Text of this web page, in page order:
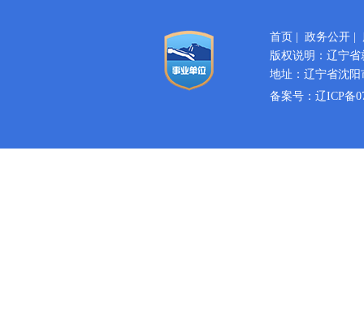
首页 政务公开|
版权说明：辽宁
地址：辽宁省沈
备案号： 辽ICP备